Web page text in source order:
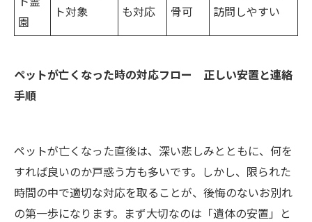
園
ト対象
も対応
骨可
訪問しやすい
ペットが亡くなった時の対応フロー 正しい安置と連絡
手順
ペットが亡くなった直後は、深い悲しみとともに、何を
すれば良いのか戸惑う方も多いです。しかし、限られた
時間の中で適切な対応を取ることが、後悔のないお別れ
の第一歩になります。まず大切なのは「遺体の安置」と